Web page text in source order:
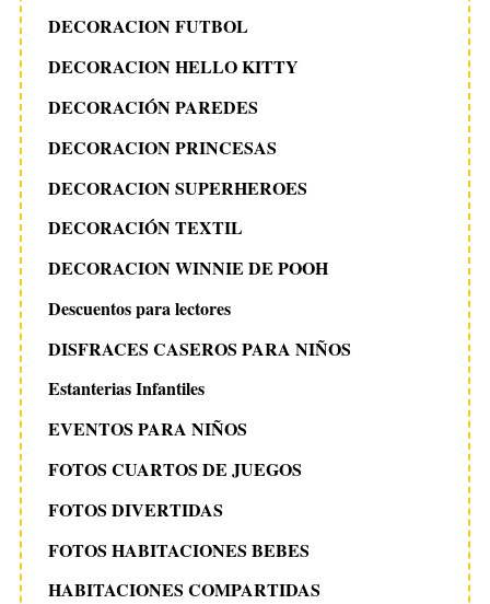
DECORACION FUTBOL
DECORACION HELLO KITTY
DECORACIÓN PAREDES
DECORACION PRINCESAS
DECORACION SUPERHEROES
DECORACIÓN TEXTIL
DECORACION WINNIE DE POOH
Descuentos para lectores
DISFRACES CASEROS PARA NIÑOS
Estanterias Infantiles
EVENTOS PARA NIÑOS
FOTOS CUARTOS DE JUEGOS
FOTOS DIVERTIDAS
FOTOS HABITACIONES BEBES
HABITACIONES COMPARTIDAS